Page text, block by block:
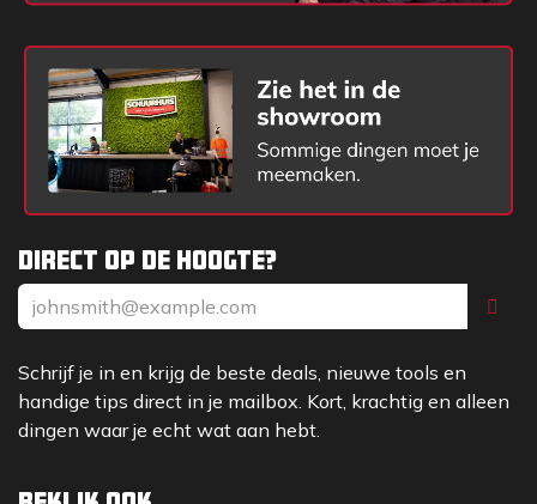
Direct op de hoogte?
Schrijf je in en krijg de beste deals, nieuwe tools en
handige tips direct in je mailbox. Kort, krachtig en alleen
dingen waar je echt wat aan hebt.